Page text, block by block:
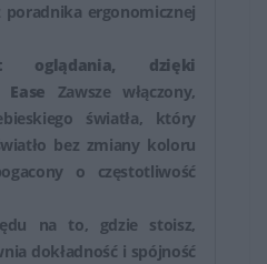
przez użytkowników
ze względu na ich
i funkcje dostosowane do
one szeroki wybór opcji,
zarówno zwykłych
potrzebujących
zadań wymagających
ergonomicznej
oglądania, dzięki
Zawsze włączony,
światła, który
bez zmiany koloru
o częstotliwość
na to, gdzie stoisz,
dokładność i spójność